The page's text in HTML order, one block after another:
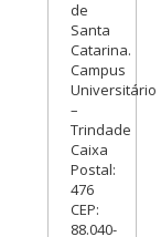
de
Santa
Catarina.
Campus
Universitário
–
Trindade
Caixa
Postal:
476
CEP:
88.040-